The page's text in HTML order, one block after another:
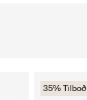
35% Tilboð